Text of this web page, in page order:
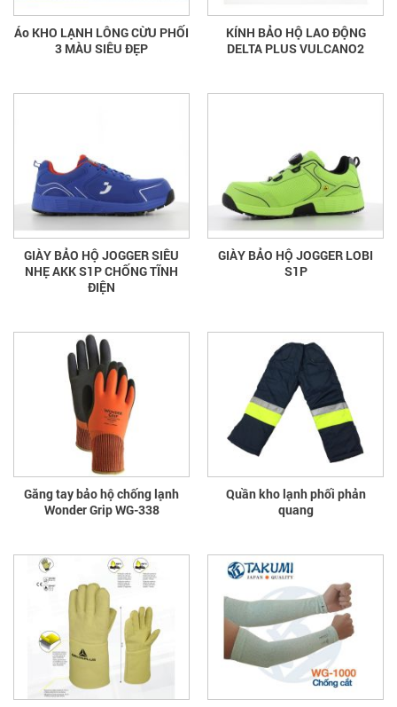
Áo KHO LẠNH LÔNG CỪU PHỐI
3 MÀU SIÊU ĐẸP
KÍNH BẢO HỘ LAO ĐỘNG
DELTA PLUS VULCANO2
GIÀY BẢO HỘ JOGGER SIÊU
NHẸ AKK S1P CHỐNG TĨNH
ĐIỆN
GIÀY BẢO HỘ JOGGER LOBI
S1P
Găng tay bảo hộ chống lạnh
Wonder Grip WG-338
Quần kho lạnh phối phản
quang